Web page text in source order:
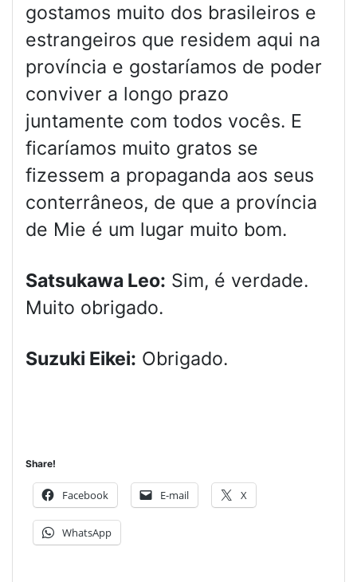
gostamos muito dos brasileiros e
estrangeiros que residem aqui na
província e gostaríamos de poder
conviver a longo prazo
juntamente com todos vocês. E
ficaríamos muito gratos se
fizessem a propaganda aos seus
conterrâneos, de que a província
de Mie é um lugar muito bom.
Satsukawa Leo: Sim, é verdade.
Muito obrigado.
Suzuki Eikei: Obrigado.
Share!
Facebook E-mail X
WhatsApp